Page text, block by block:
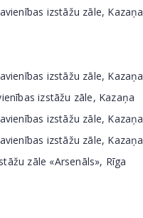
izstāžu zāle, Kazaņa
izstāžu zāle, Kazaņa
izstāžu zāle, Kazaņa
izstāžu zāle, Kazaņa
izstāžu zāle, Kazaņa
zāle «Arsenāls», Rīga